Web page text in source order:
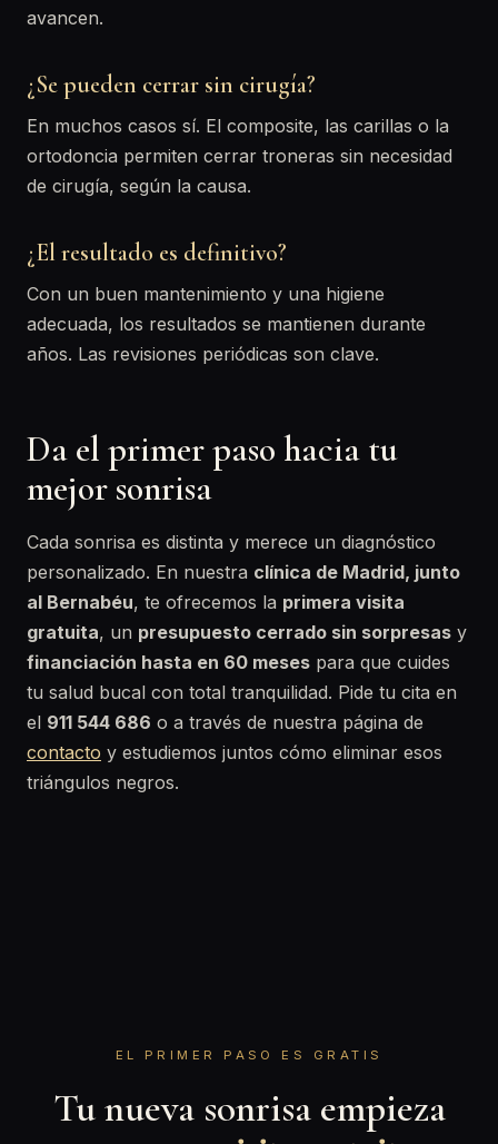
avancen.
¿Se pueden cerrar sin cirugía?
En muchos casos sí. El composite, las carillas o la
ortodoncia permiten cerrar troneras sin necesidad
de cirugía, según la causa.
¿El resultado es definitivo?
Con un buen mantenimiento y una higiene
adecuada, los resultados se mantienen durante
años. Las revisiones periódicas son clave.
Da el primer paso hacia tu
mejor sonrisa
Cada sonrisa es distinta y merece un diagnóstico
personalizado. En nuestra clínica de Madrid, junto
al Bernabéu, te ofrecemos la primera visita
gratuita, un presupuesto cerrado sin sorpresas y
financiación hasta en 60 meses para que cuides
tu salud bucal con total tranquilidad. Pide tu cita en
el 911 544 686 o a través de nuestra página de
contacto y estudiemos juntos cómo eliminar esos
triángulos negros.
EL PRIMER PASO ES GRATIS
Tu nueva sonrisa empieza